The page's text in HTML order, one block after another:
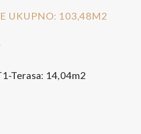
UKUPNO: 103,48M2
Terasa: 14,04m2